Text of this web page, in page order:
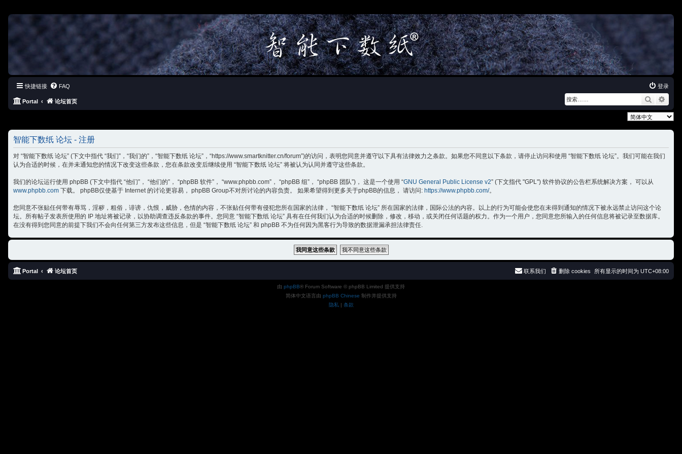
快捷链接 FAQ 登录
Portal 论坛首页 搜索
智能下数纸 论坛 - 注册
对 “智能下数纸 论坛” (下文中指代 “我们”，“我们的”，“智能下数纸 论坛”，“https://www.smartknitter.cn/forum”)的访问，表明您同意并遵守以下具有法律效力之条款。如果您不同意以下条款，请停止访问和使用 “智能下数纸 论坛”。我们可能在我们
认为合适的时候，在并未通知您的情况下改变这些条款，您在条款改变后继续使用 “智能下数纸 论坛” 将被认为认同并遵守这些条款。
我们的论坛运行使用 phpBB (下文中指代 “他们”， “他们的”， “phpBB 软件”， “www.phpbb.com”， “phpBB 组”， “phpBB 团队”)， 这是一个使用 “GNU General Public License v2” (下文指代 "GPL") 软件协议的公告栏系统解决方案， 可以从
www.phpbb.com 下载。 phpBB仅使基于 Internet 的讨论更容易， phpBB Group不对所讨论的内容负责。 如果希望得到更多关于phpBB的信息， 请访问: https://www.phpbb.com/。
您同意不张贴任何带有辱骂，淫秽，粗俗，诽谤，仇恨，威胁，色情的内容，不张贴任何带有侵犯您所在国家的法律， “智能下数纸 论坛” 所在国家的法律，国际公法的内容。以上的行为可能会使您在未得到通知的情况下被永远禁止访问这个论
坛。所有帖子发表所使用的 IP 地址将被记录，以协助调查违反条款的事件。您同意 “智能下数纸 论坛” 具有在任何我们认为合适的时候删除，修改，移动，或关闭任何话题的权力。作为一个用户，您同意您所输入的任何信息将被记录至数据库。
在没有得到您同意的前提下我们不会向任何第三方发布这些信息，但是 “智能下数纸 论坛” 和 phpBB 不为任何因为黑客行为导致的数据泄漏承担法律责任.
Portal 论坛首页 所有显示的时间为 UTC+08:00
删除 cookies
联系我们
由 phpBB® Forum Software © phpBB Limited 提供支持
简体中文语言由 phpBB Chinese 制作并提供支持
隐私 | 条款